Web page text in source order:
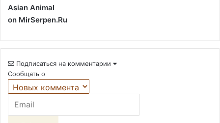
Asian Animal
on MirSerpen.Ru
Подписаться на комментарии
Сообщать о